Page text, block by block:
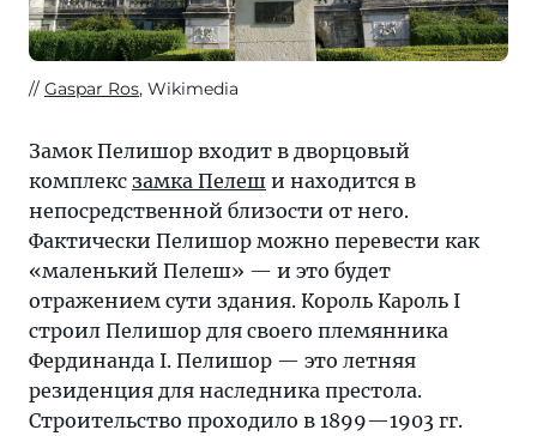
Gaspar Ros, Wikimedia
Замок Пелишор входит в дворцовый
комплекс замка Пелеш и находится в
непосредственной близости от него.
Фактически Пелишор можно перевести как
«маленький Пелеш» — и это будет
отражением сути здания. Король Кароль I
строил Пелишор для своего племянника
Фердинанда I. Пелишор — это летняя
резиденция для наследника престола.
Строительство проходило в 1899—1903 гг.